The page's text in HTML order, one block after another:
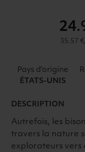
24
35.57
Pays d'origine
ÉTATS-UNIS
DESCRIPTION
Autrefois, les
travers la nature
explorateurs vers